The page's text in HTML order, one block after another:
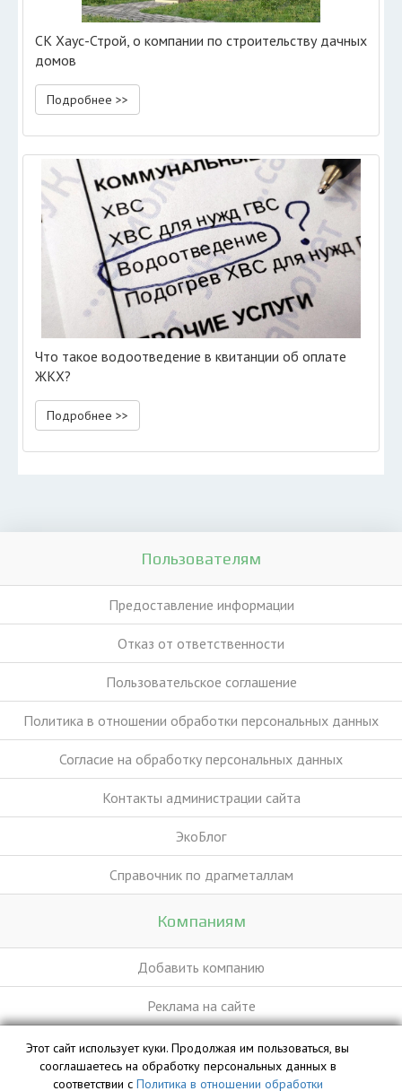
СК Хаус-Строй, о компании по строительству дачных
домов
Подробнее >>
Что такое водоотведение в квитанции об оплате
ЖКХ?
Подробнее >>
Пользователям
Предоставление информации
Отказ от ответственности
Пользовательское соглашение
Политика в отношении обработки персональных данных
Согласие на обработку персональных данных
Контакты администрации сайта
ЭкоБлог
Справочник по драгметаллам
Компаниям
Добавить компанию
Реклама на сайте
База данных сайта vyvoz.org является интеллектуальной
собственностью ООО «Профит» и охраняется законом.
Этот сайт использует куки. Продолжая им пользоваться, вы
сооглашаетесь на обработку персональных данных в
соответствии с Политика в отношении обработки